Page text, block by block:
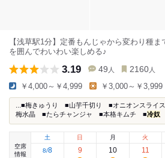
【浅草駅1分】定番もんじゃから変わり種
を囲んでわいわい楽しめる♪
3.19 49 人 2160 人
￥4,000～￥4,999 ￥3,000～￥3,999
...■梅きゅうり ■山芋千切り ■オニオンスラ
梅水晶 ■たらチャンジャ ■本格キムチ ■冷奴
空席
情報
土
8/8
日
9
月
10
火
11